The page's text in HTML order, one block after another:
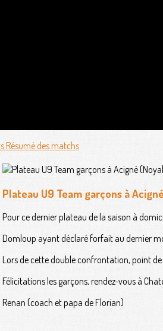
Résumé des matchs
Plateau U9 Team garçons à
Pour ce dernier plateau de la saison à
Domloup ayant déclaré forfait au dernier
Lors de cette double confrontation, point
Félicitations les garçons, rendez-vous à
Renan (coach et papa de Florian)